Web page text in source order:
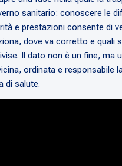
sanitario: conoscere le
e prestazioni consente di
dove va corretto e quali
Il dato non è un fine, ma
ordinata e responsabile
di salute.